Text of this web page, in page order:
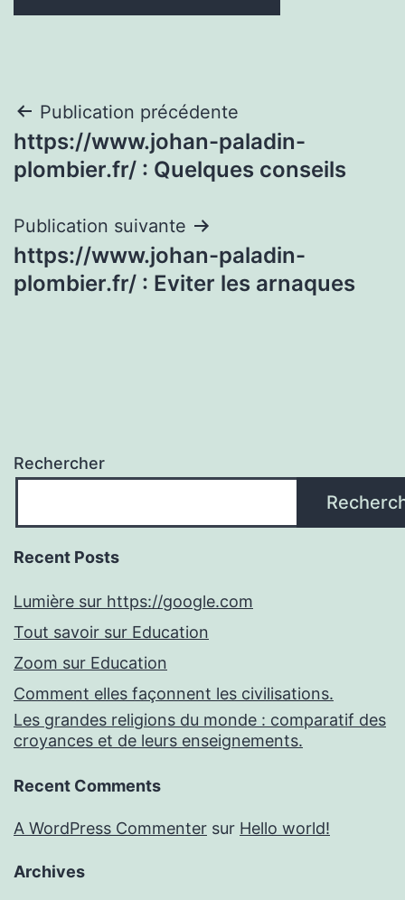
Navigation
de
Publication précédente
https://www.johan-paladin-
plombier.fr/ : Quelques conseils
Publication suivante
https://www.johan-paladin-
plombier.fr/ : Eviter les arnaques
Rechercher
Recent Posts
Lumière sur https://google.com
Tout savoir sur Education
Zoom sur Education
Comment elles façonnent les civilisations.
Les grandes religions du monde : comparatif des
croyances et de leurs enseignements.
Recent Comments
A WordPress Commenter sur Hello world!
Archives